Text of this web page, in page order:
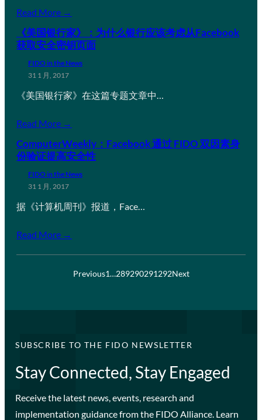
Read More →
《美国银行家》：为什么银行应该考虑从Facebook
获取安全密钥页面
FIDO in the News
31 1 月, 2017
《美国银行家》在这篇专题文章中…
Read More →
ComputerWeekly：Facebook 通过 FIDO 双因素身
份验证提高安全性
FIDO in the News
31 1 月, 2017
据《计算机周刊》报道，Face…
Read More →
Previous1…289290291292Next
SUBSCRIBE TO THE FIDO NEWSLETTER
Stay Connected, Stay Engaged
Receive the latest news, events, research and
implementation guidance from the FIDO Alliance. Learn